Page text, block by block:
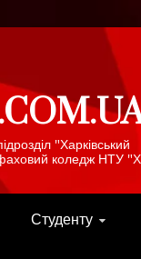
"Харківський
коледж НТУ
Студенту